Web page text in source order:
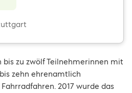
bis zu zwölf Teilnehmerinnen mit
zehn ehrenamtlich
2017 wurde das